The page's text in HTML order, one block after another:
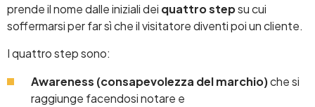
prende il nome dalle iniziali dei quattro stepsu cui
soffermarsi per far sì che il visitatore diventi poi un cliente.
I quattro step sono:
Awareness (consapevolezza del marchio)che si
raggiunge facendosi notare e